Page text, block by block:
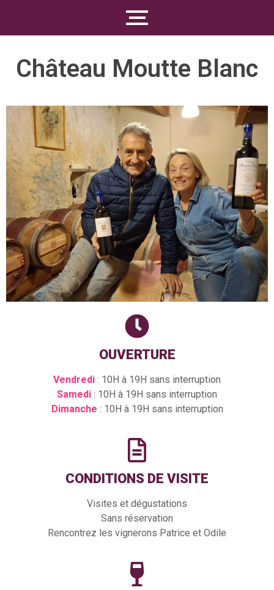
Château Moutte Blanc
OUVERTURE
Vendredi : 10H à 19H sans interruption
Samedi : 10H à 19H sans interruption
Dimanche : 10H à 19H sans interruption
CONDITIONS DE VISITE
Visites et dégustations
Sans réservation
Rencontrez les vignerons Patrice et Odile